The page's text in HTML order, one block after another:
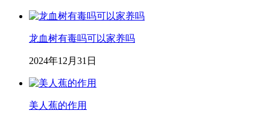
龙血树有毒吗可以家养吗
2024年12月31日
美人蕉的作用